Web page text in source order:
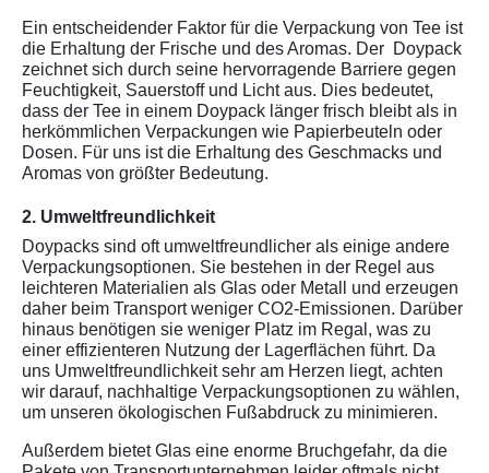
Ein entscheidender Faktor für die Verpackung von Tee ist
die Erhaltung der Frische und des Aromas. Der Doypack
zeichnet sich durch seine hervorragende Barriere gegen
Feuchtigkeit, Sauerstoff und Licht aus. Dies bedeutet,
dass der Tee in einem Doypack länger frisch bleibt als in
herkömmlichen Verpackungen wie Papierbeuteln oder
Dosen. Für uns ist die Erhaltung des Geschmacks und
Aromas von größter Bedeutung.
2. Umweltfreundlichkeit
Doypacks sind oft umweltfreundlicher als einige andere
Verpackungsoptionen. Sie bestehen in der Regel aus
leichteren Materialien als Glas oder Metall und erzeugen
daher beim Transport weniger CO2-Emissionen. Darüber
hinaus benötigen sie weniger Platz im Regal, was zu
einer effizienteren Nutzung der Lagerflächen führt. Da
uns Umweltfreundlichkeit sehr am Herzen liegt, achten
wir darauf, nachhaltige Verpackungsoptionen zu wählen,
um unseren ökologischen Fußabdruck zu minimieren.
Außerdem bietet Glas eine enorme Bruchgefahr, da die